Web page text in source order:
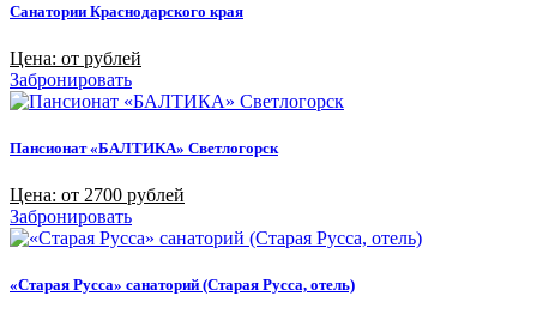
Санатории Краснодарского края
Цена: от рублей
Забронировать
Пансионат «БАЛТИКА» Светлогорск
Цена: от 2700 рублей
Забронировать
«Старая Русса» санаторий (Старая Русса, отель)